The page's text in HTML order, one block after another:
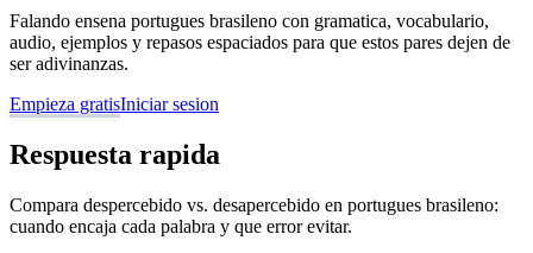
Falando ensena portugues brasileno con gramatica, vocabulario,
audio, ejemplos y repasos espaciados para que estos pares dejen de
ser adivinanzas.
Empieza gratisIniciar sesion
Respuesta rapida
Compara despercebido vs. desapercebido en portugues brasileno:
cuando encaja cada palabra y que error evitar.